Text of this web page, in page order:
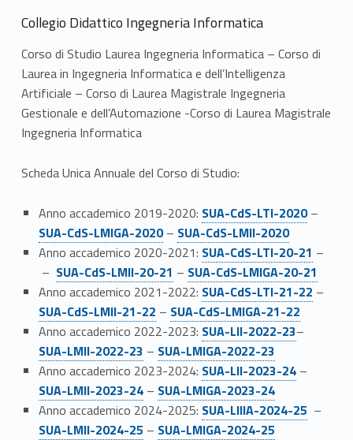
Collegio Didattico Ingegneria Informatica
Corso di Studio Laurea Ingegneria Informatica – Corso di
Laurea in Ingegneria Informatica e dell’Intelligenza
Artificiale – Corso di Laurea Magistrale Ingegneria
Gestionale e dell’Automazione -Corso di Laurea Magistrale
Ingegneria Informatica
Scheda Unica Annuale del Corso di Studio:
Anno accademico 2019-2020: Link identifier #identifier__188793-23
SUA-CdS-LTI-2020–
SUA-CdS-LMIGA-2020– Link identifier #identifier__10356-25
SUA-CdS-LMII-2020
Anno accademico 2020-2021: Link identifier #identifier__120910-26
SUA-CdS-LTI-20-21 –
– Link identifier #identifier__78347-27
SUA-CdS-LMII-20-21 – Link identifier #identifier__149278-28
SUA-CdS-LMIGA-20-21
Anno accademico 2021-2022: Link identifier #identifier__97494-29
SUA-CdS-LTI-21-22 –
SUA-CdS-LMII-21-22 – Link identifier #identifier__151365-31
SUA-CdS-LMIGA-21-22
Anno accademico 2022-2023: Link identifier #identifier__44618-32
SUA-LII-2022-23–
SUA-LMII-2022-23 – Link identifier #identifier__34115-34
SUA-LMIGA-2022-23
Anno accademico 2023-2024: Link identifier #identifier__37149-35
SUA-LII-2023-24–
SUA-LMII-2023-24– Link identifier #identifier__44112-37
SUA-LMIGA-2023-24
Anno accademico 2024-2025: Link identifier #identifier__100234-38
SUA-LIIIA-2024-25 –
SUA-LMII-2024-25 – Link identifier #identifier__41495-40
SUA-LMIGA-2024-25